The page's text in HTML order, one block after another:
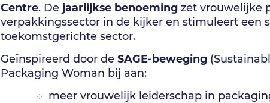
Centre. De jaarlijkse benoeming zet vrouwelijke
verpakkingssector in de kijker en stimuleert een
toekomstgerichte sector.
Geïnspireerd door deSAGE-beweging
Packaging Woman bij aan:
meer vrouwelijk leiderschap in